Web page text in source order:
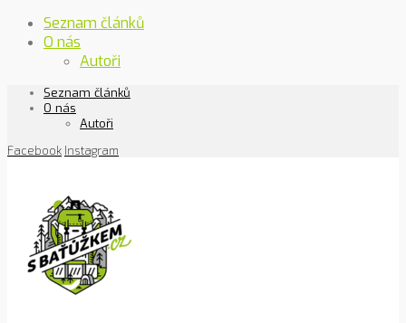
Seznam článků
O nás
Autoři
Seznam článků
O nás
Autoři
Facebook Instagram